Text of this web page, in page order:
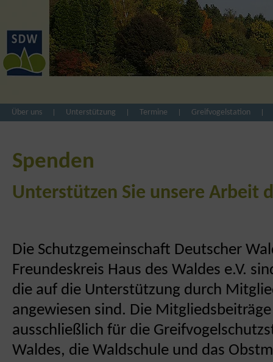
Über uns Unterstützung Termine Greifvogelstation
Spenden
Unterstützen Sie unsere Arbeit
Die Schutzgemeinschaft Deutscher
Freundeskreis Haus des Waldes e.V.
die auf die Unterstützung durch
angewiesen sind. Die
ausschließlich für die
Waldes, die Waldschule und das